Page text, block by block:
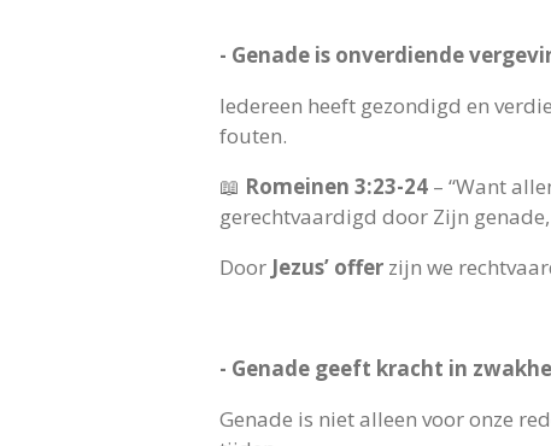
- Genade is onverdiende
Iedereen heeft gezondigd en
fouten.
📖 Romeinen 3:23-24 – “Want
gerechtvaardigd door Zijn
Door Jezus’ offer zijn we
- Genade geeft kracht in
Genade is niet alleen voor onze